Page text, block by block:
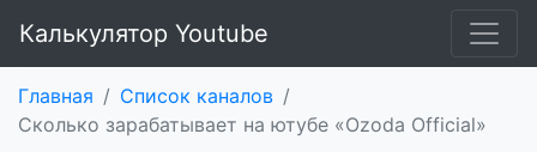
Калькулятор Youtube
Главная / Список каналов /
Cколько зарабатывает на ютубе «Ozoda Official»